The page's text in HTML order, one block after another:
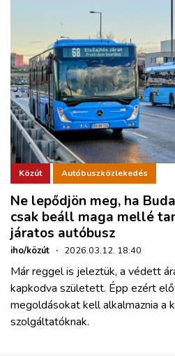
REGISZTRÁCIÓ
Közút Autóbuszközlekedés
Ne lepődjön meg, ha
csak beáll maga mellé
járatos autóbusz
iho/közút · 2026.03.12. 18:40
Már reggel is jeleztük, a védett
kapkodva született. Épp ezért
megoldásokat kell alkalmaznia a
szolgáltatóknak.